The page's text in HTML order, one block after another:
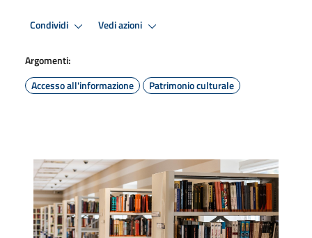
Condividi Vedi azioni
Argomenti:
Accesso all'informazione
Patrimonio culturale